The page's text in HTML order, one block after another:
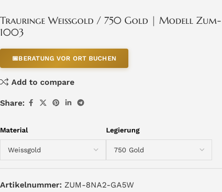
Trauringe Weissgold / 750 Gold | Modell Zum-
1003
📅BERATUNG VOR ORT BUCHEN
Add to compare
Share:
Material Legierung
Artikelnummer: ZUM-8NA2-GA5W